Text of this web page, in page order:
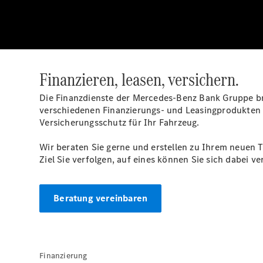
Finanzieren, leasen, versichern.
Die Finanzdienste der Mercedes-Benz Bank Gruppe
verschiedenen Finanzierungs- und
Versicherungsschutz für Ihr Fahrzeug.
Wir beraten Sie gerne und erstellen zu Ihrem neuen
Ziel Sie verfolgen, auf eines können Sie sich dabei
Beratung vereinbaren
Finanzierung